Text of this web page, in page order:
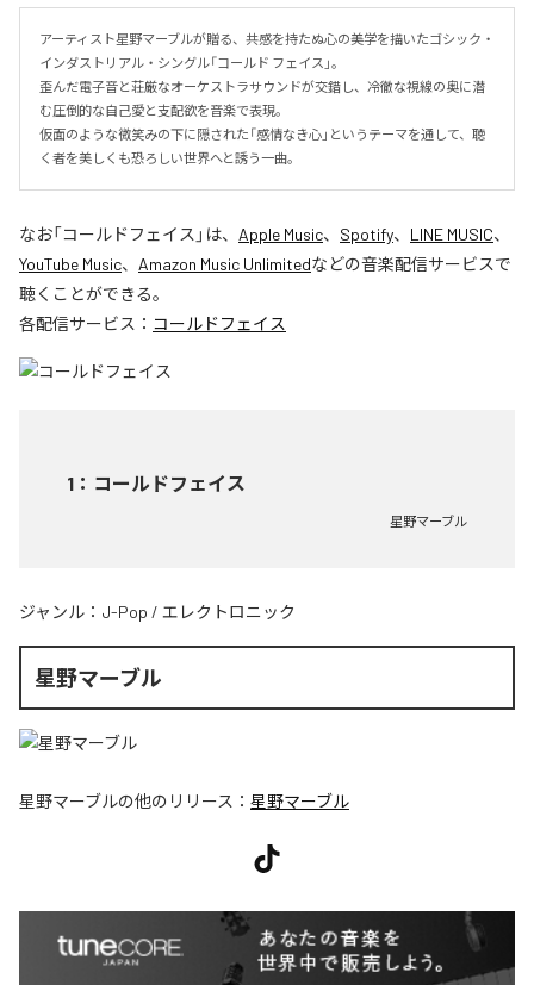
アーティスト星野マーブルが贈る、共感を持たぬ心の美学を描いたゴシック・
インダストリアル・シングル「コールド フェイス」。
歪んだ電子音と荘厳なオーケストラサウンドが交錯し、冷徹な視線の奥に潜
む圧倒的な自己愛と支配欲を音楽で表現。
仮面のような微笑みの下に隠された「感情なき心」というテーマを通して、聴
く者を美しくも恐ろしい世界へと誘う一曲。
なお「コールドフェイス 」は、 Apple Music、 Spotify、 LINE MUSIC、
YouTube Music、 Amazon Music Unlimitedなどの音楽配信サービスで
聴くことができる。
各配信サービス： コールドフェイス
1 ： コールドフェイス
星野マーブル
ジャンル： J-Pop / エレクトロニック
星野マーブル
星野マーブルの他のリリース： 星野マーブル